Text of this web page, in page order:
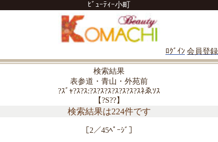
ﾋﾞｭｰﾃｨｰ小町
ﾛｸﾞｲﾝ 会員登録
検索結果
表参道・青山・外苑前
?ｽﾞｬ?ｽ?ｽ:?ｽ?ｽ?ｽ?ｽ?ｽ?ｽ?ｽﾈゑｿｽ
【?S??】
検索結果は224件です
［2／45ﾍﾟｰｼﾞ］